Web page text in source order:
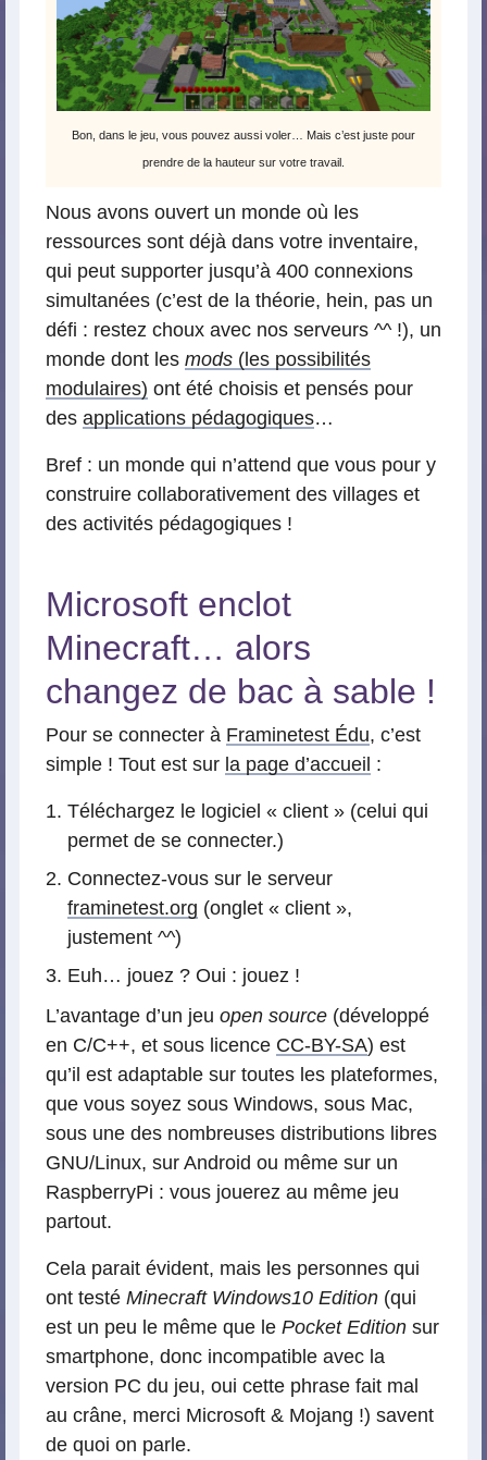
Bon, dans le jeu, vous pouvez aussi voler… Mais c’est juste pour
prendre de la hauteur sur votre travail.
Nous avons ouvert un monde où les
ressources sont déjà dans votre inventaire,
qui peut supporter jusqu’à 400 connexions
simultanées (c’est de la théorie, hein, pas un
défi : restez choux avec nos serveurs ^^ !), un
monde dont les mods (les possibilités
modulaires) ont été choisis et pensés pour
des applications pédagogiques…
Bref : un monde qui n’attend que vous pour y
construire collaborativement des villages et
des activités pédagogiques !
Microsoft enclot
Minecraft… alors
changez de bac à sable !
Pour se connecter à Framinetest Édu, c’est
simple ! Tout est sur la page d’accueil :
Téléchargez le logiciel « client » (celui qui
permet de se connecter.)
Connectez-vous sur le serveur
framinetest.org (onglet « client »,
justement ^^)
Euh… jouez ? Oui : jouez !
L’avantage d’un jeu open source (développé
en C/C++, et sous licence CC-BY-SA) est
qu’il est adaptable sur toutes les plateformes,
que vous soyez sous Windows, sous Mac,
sous une des nombreuses distributions libres
GNU/Linux, sur Android ou même sur un
RaspberryPi : vous jouerez au même jeu
partout.
Cela parait évident, mais les personnes qui
ont testé Minecraft Windows10 Edition (qui
est un peu le même que le Pocket Edition sur
smartphone, donc incompatible avec la
version PC du jeu, oui cette phrase fait mal
au crâne, merci Microsoft & Mojang !) savent
de quoi on parle.